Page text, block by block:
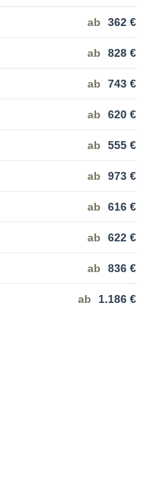
ab 362 €
ab 828 €
ab 743 €
ab 620 €
ab 555 €
ab 973 €
ab 616 €
ab 622 €
ab 836 €
ab 1.186 €